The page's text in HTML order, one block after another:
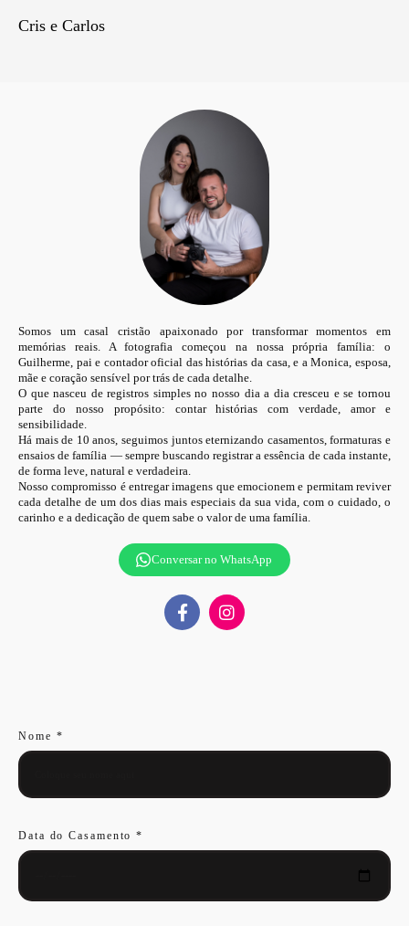
Cris e Carlos
Somos um casal cristão apaixonado por transformar momentos em
memórias reais. A fotografia começou na nossa própria família: o
Guilherme, pai e contador oficial das histórias da casa, e a Monica, esposa,
mãe e coração sensível por trás de cada detalhe.
O que nasceu de registros simples no nosso dia a dia cresceu e se tornou
parte do nosso propósito: contar histórias com verdade, amor e
sensibilidade.
Há mais de 10 anos, seguimos juntos eternizando casamentos, formaturas e
ensaios de família — sempre buscando registrar a essência de cada instante,
de forma leve, natural e verdadeira.
Nosso compromisso é entregar imagens que emocionem e permitam reviver
cada detalhe de um dos dias mais especiais da sua vida, com o cuidado, o
carinho e a dedicação de quem sabe o valor de uma família.
Conversar no WhatsApp
Nome *
Data do Casamento *